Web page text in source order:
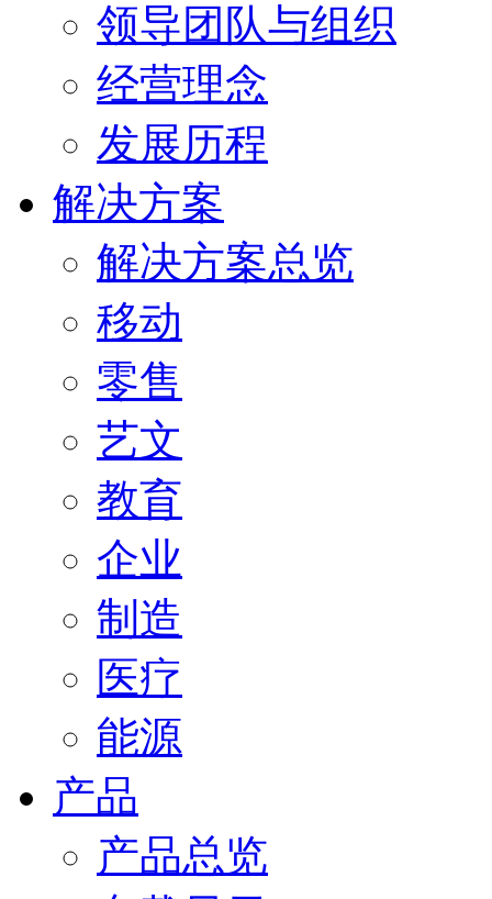
领导团队与组织
经营理念
发展历程
解决方案
解决方案总览
移动
零售
艺文
教育
企业
制造
医疗
能源
产品
产品总览